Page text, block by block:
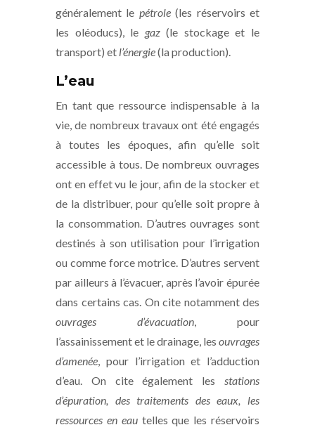
généralement le pétrole(les réservoirs et
les oléoducs), le gaz(le stockage et le
transport) et l’énergie(la production).
L’eau
En tant que ressource indispensable à la
vie, de nombreux travaux ont été engagés
à toutes les époques, afin qu’elle soit
accessible à tous. De nombreux ouvrages
ont en effet vu le jour, afin de la stocker et
de la distribuer, pour qu’elle soit propre à
la consommation. D’autres ouvrages sont
destinés à son utilisation pour l’irrigation
ou comme force motrice. D’autres servent
par ailleurs à l’évacuer, après l’avoir épurée
dans certains cas. On cite notamment des
ouvrages d’évacuation, pour
l’assainissement et le drainage, les ouvrages
d’amenée, pour l’irrigation et l’adduction
d’eau. On cite également les stations
d’épuration, des traitements des eaux, les
ressources en eautelles que les réservoirs